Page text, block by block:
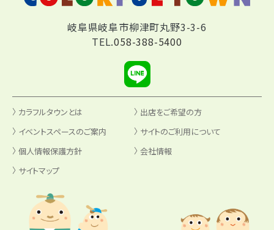
岐阜県岐阜市柳津町丸野3-3-6
TEL.058-388-5400
カラフルタウンとは
出店をご希望の方
イベントスペースのご案内
サイトのご利用について
個人情報保護方針
会社情報
サイトマップ